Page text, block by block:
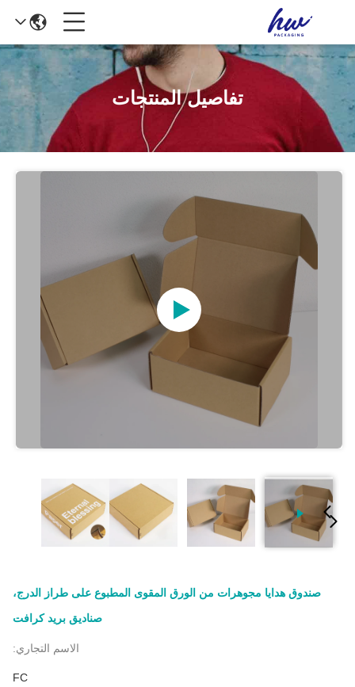
تفاصيل المنتجات
صندوق هدايا مجوهرات من الورق المقوى المطبوع على طراز الدرج،
صناديق بريد كرافت
الاسم التجاري:
FC